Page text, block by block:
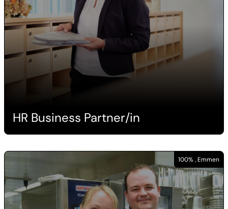
HR Business Partner/in
100% , Emmen